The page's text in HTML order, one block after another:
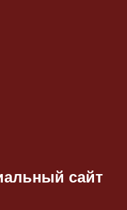
сайт